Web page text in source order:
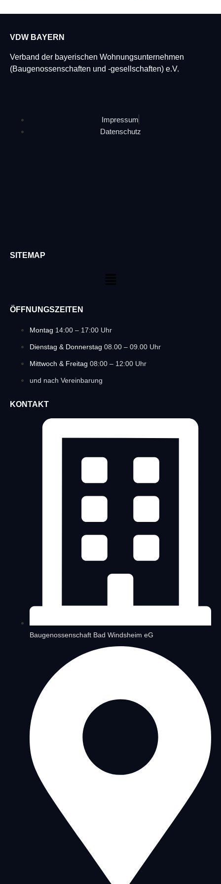
VDW BAYERN
Verband der bayerischen Wohnungsunternehmen
(Baugenossenschaften und -gesellschaften) e.V.
Impressum
Datenschutz
SITEMAP
ÖFFNUNGSZEITEN
Montag 14:00 – 17:00 Uhr
Dienstag & Donnerstag 08.00 – 09.00 Uhr
Mittwoch & Freitag 08:00 – 12:00 Uhr
und nach Vereinbarung
KONTAKT
Baugenossenschaft Bad Windsheim eG